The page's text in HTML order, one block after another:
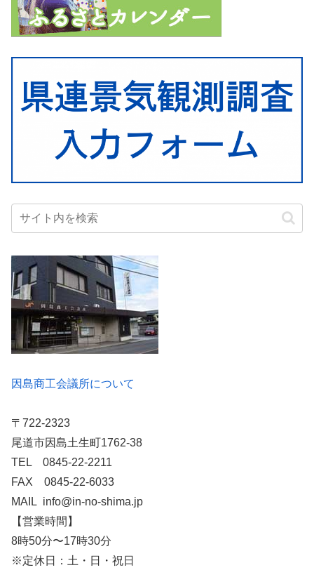
因島商工会議所について
〒722-2323
尾道市因島土生町1762-38
TEL 0845-22-2211
FAX 0845-22-6033
MAIL info@in-no-shima.jp
【営業時間】
8時50分〜17時30分
※定休日：土・日・祝日